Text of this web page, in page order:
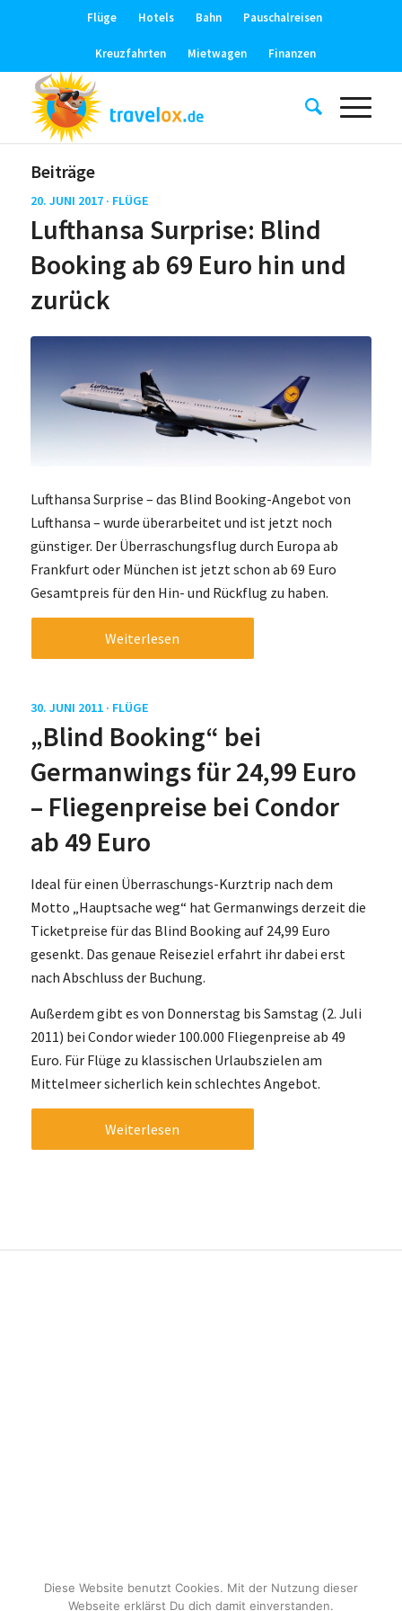
Flüge Hotels Bahn Pauschalreisen
Kreuzfahrten Mietwagen Finanzen
Beiträge
20. JUNI 2017 · FLÜGE
Lufthansa Surprise: Blind
Booking ab 69 Euro hin und
zurück
Lufthansa Surprise – das Blind Booking-Angebot von
Lufthansa – wurde überarbeitet und ist jetzt noch
günstiger. Der Überraschungsflug durch Europa ab
Frankfurt oder München ist jetzt schon ab 69 Euro
Gesamtpreis für den Hin- und Rückflug zu haben.
Weiterlesen
30. JUNI 2011 · FLÜGE
„Blind Booking“ bei
Germanwings für 24,99 Euro
– Fliegenpreise bei Condor
ab 49 Euro
Ideal für einen Überraschungs-Kurztrip nach dem
Motto „Hauptsache weg“ hat Germanwings derzeit die
Ticketpreise für das Blind Booking auf 24,99 Euro
gesenkt. Das genaue Reiseziel erfahrt ihr dabei erst
nach Abschluss der Buchung.
Außerdem gibt es von Donnerstag bis Samstag (2. Juli
2011) bei Condor wieder 100.000 Fliegenpreise ab 49
Euro. Für Flüge zu klassischen Urlaubszielen am
Mittelmeer sicherlich kein schlechtes Angebot.
Weiterlesen
Diese Website benutzt Cookies. Mit der Nutzung dieser
Webseite erklärst Du dich damit einverstanden.